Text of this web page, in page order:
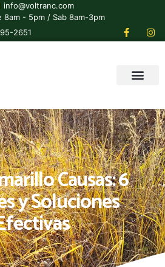
info@voltranc.com
8am - 5pm / Sab 8am-3pm
2651
Causas: 6
y Soluciones